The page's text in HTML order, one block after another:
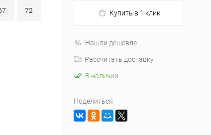
72 Купить в 1 клик
Нашли дешевле
Рассчитать доставку
В наличии
Поделиться